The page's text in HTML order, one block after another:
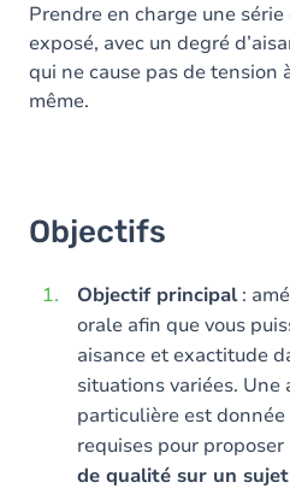
Prendre en charge une
exposé, avec un degré
qui ne cause pas de tension
même.
Objectifs
Objectif principal:
orale afin que vous
aisance et exactitude
situations variées.
particulière est
requises pour proposer
de qualité sur un